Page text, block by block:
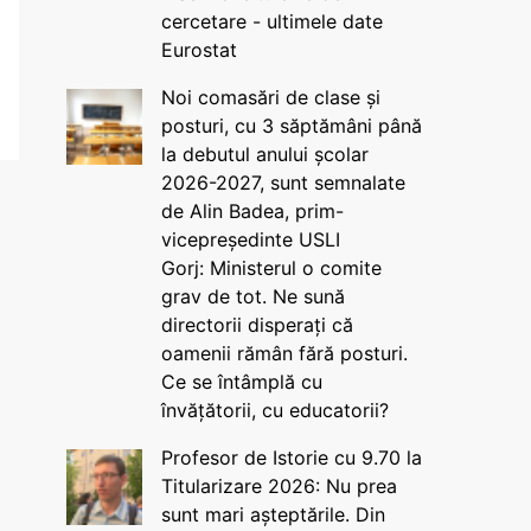
cercetare - ultimele date
Eurostat
Noi comasări de clase și
posturi, cu 3 săptămâni până
la debutul anului școlar
2026-2027, sunt semnalate
de Alin Badea, prim-
vicepreședinte USLI
Gorj: Ministerul o comite
grav de tot. Ne sună
directorii disperați că
oamenii rămân fără posturi.
Ce se întâmplă cu
învățătorii, cu educatorii?
Profesor de Istorie cu 9.70 la
Titularizare 2026: Nu prea
sunt mari așteptările. Din